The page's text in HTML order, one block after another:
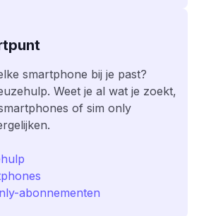
smartphone bij je past?
Weet je al wat je zoekt,
of sim only
abonnementen